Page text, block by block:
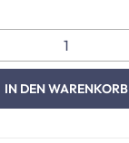
IN DEN WARENKORB